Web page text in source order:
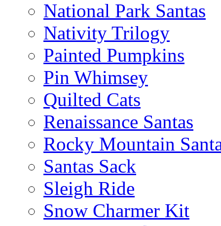
National Park Santas
Nativity Trilogy
Painted Pumpkins
Pin Whimsey
Quilted Cats
Renaissance Santas
Rocky Mountain
Santas Sack
Sleigh Ride
Snow Charmer Kit